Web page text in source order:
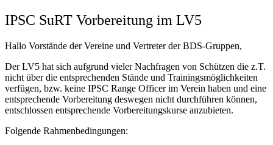
IPSC SuRT Vorbereitung im LV5
Hallo Vorstände der Vereine und Vertreter der BDS-Gruppen,
Der LV5 hat sich aufgrund vieler Nachfragen von Schützen die z.T.
nicht über die entsprechenden Stände und Trainingsmöglichkeiten
verfügen, bzw. keine IPSC Range Officer im Verein haben und eine
entsprechende Vorbereitung deswegen nicht durchführen können,
entschlossen entsprechende Vorbereitungskurse anzubieten.
Folgende Rahmenbedingungen: